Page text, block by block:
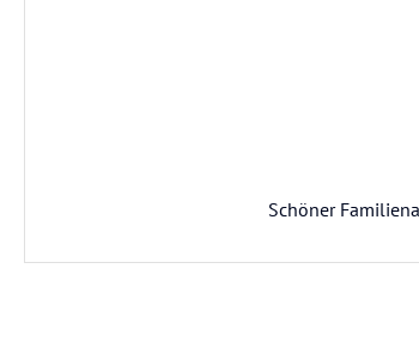
Schöner